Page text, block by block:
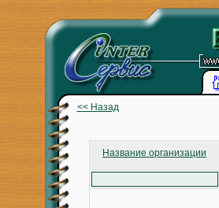
<< Назад
Название организации